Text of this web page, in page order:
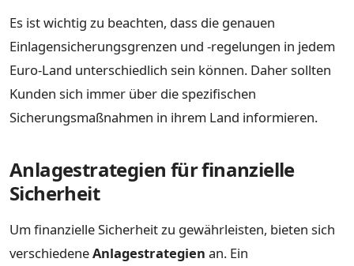
Es ist wichtig zu beachten, dass die genauen
Einlagensicherungsgrenzen und -regelungen in jedem
Euro-Land unterschiedlich sein können. Daher sollten
Kunden sich immer über die spezifischen
Sicherungsmaßnahmen in ihrem Land informieren.
Anlagestrategien für finanzielle
Sicherheit
Um finanzielle Sicherheit zu gewährleisten, bieten sich
verschiedeneAnlagestrategien an. Ein